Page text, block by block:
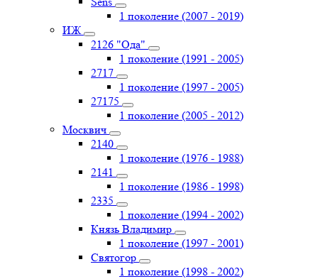
1 поколение (2007 - 2019)
ИЖ
2126 "Ода"
1 поколение (1991 - 2005)
2717
1 поколение (1997 - 2005)
27175
1 поколение (2005 - 2012)
Москвич
2140
1 поколение (1976 - 1988)
2141
1 поколение (1986 - 1998)
2335
1 поколение (1994 - 2002)
Князь Владимир
1 поколение (1997 - 2001)
Святогор
1 поколение (1998 - 2002)